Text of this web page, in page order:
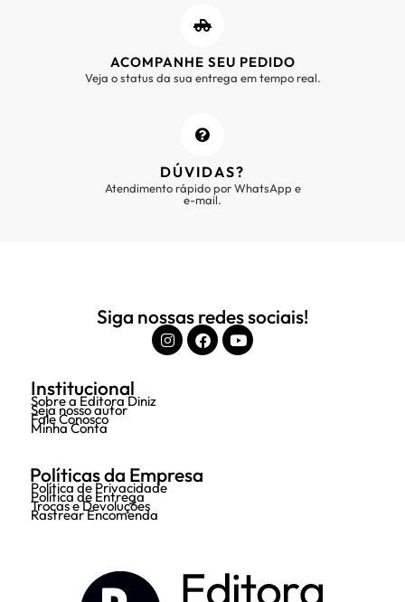
ACOMPANHE SEU PEDIDO
Veja o status da sua entrega em tempo real.
DÚVIDAS?
Atendimento rápido por WhatsApp e
e-mail.
Siga nossas redes sociais!
Institucional
Sobre a Editora Diniz
Seja nosso autor
Fale Conosco
Minha Conta
Políticas da Empresa
Política de Privacidade
Política de Entrega
Trocas e Devoluções
Rastrear Encomenda